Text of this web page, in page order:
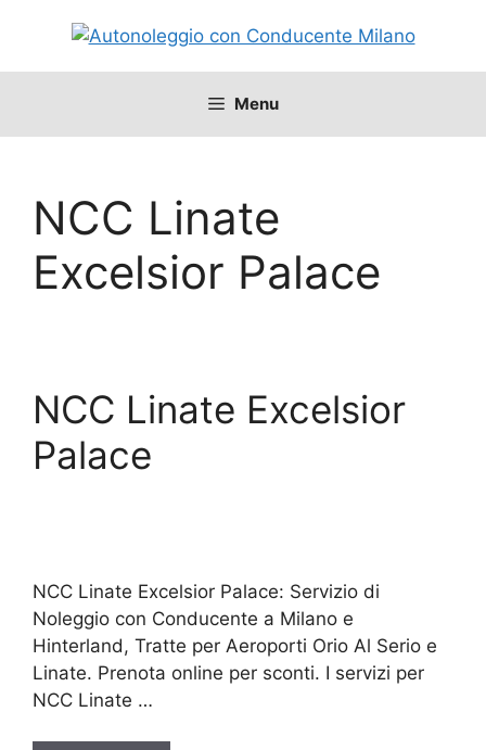
contenuto
Menu
NCC Linate
Excelsior Palace
NCC Linate Excelsior
Palace
NCC Linate Excelsior Palace: Servizio di
Noleggio con Conducente a Milano e
Hinterland, Tratte per Aeroporti Orio Al Serio e
Linate. Prenota online per sconti. I servizi per
NCC Linate …